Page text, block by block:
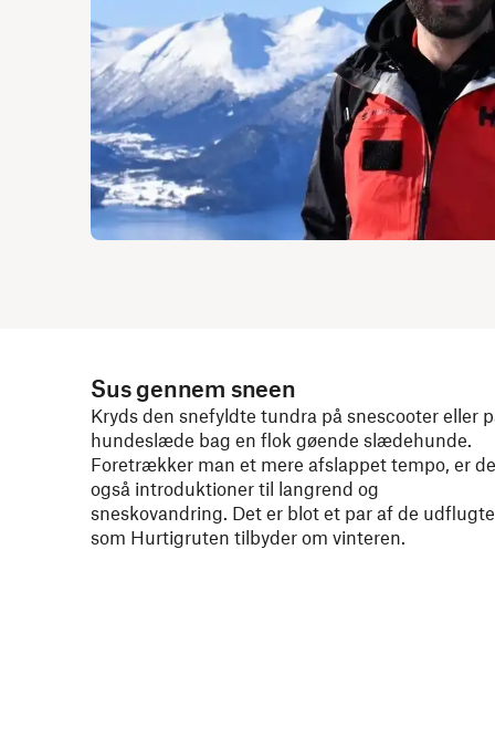
Sus gennem sneen
Kryds den snefyldte tundra på snescooter eller
hundeslæde bag en flok gøende slædehunde.
Foretrækker man et mere afslappet tempo, er
også introduktioner til langrend og
sneskovandring. Det er blot et par af de
som Hurtigruten tilbyder om vinteren.